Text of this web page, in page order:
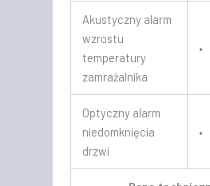
Akustyczny alarm
wzrostu
temperatury
zamrażalnika
•
Optyczny alarm
niedomknięcia
drzwi
•